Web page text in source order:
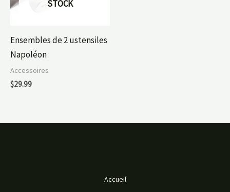
STOCK
Ensembles de 2 ustensiles
Napoléon
Accessoires
$29.99
Accueil